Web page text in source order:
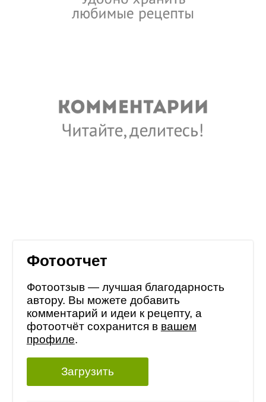
Фотоотчет
Фотоотзыв — лучшая благодарность
автору. Вы можете добавить
комментарий и идеи к рецепту, а
фотоотчёт сохранится в вашем
профиле.
Загрузить